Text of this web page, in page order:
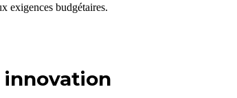
exigences budgétaires.